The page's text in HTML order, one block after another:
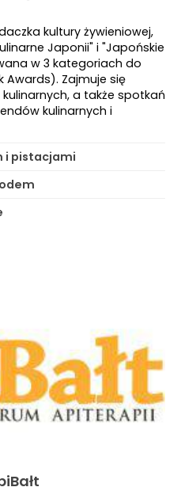
kultury żywieniowej,
Japonii" i "Japońskie
w 3 kategoriach do
Awards). Zajmuje się
a także spotkań
kulinarnych i
i pistacjami